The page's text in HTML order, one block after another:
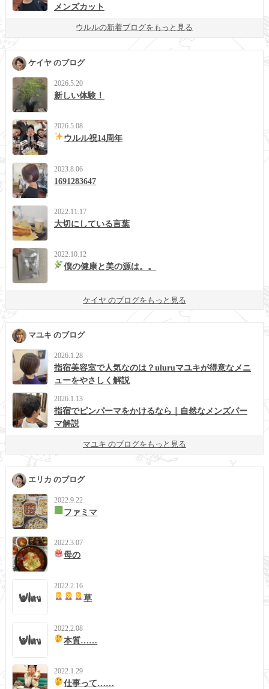
メンズカット
ウルルの新着ブログをもっと見る
ケイヤ のブログ
2026.5.20
新しい体験！
2026.5.08
ウルル祝14周年
2023.8.06
1691283647
2022.11.17
大切にしている言葉
2022.10.12
僕の健康と美の源は。。
ケイヤ のブログをもっと見る
マユキ のブログ
2026.1.28
指宿美容室で人気なのは？uluruマユキが得意なメニ
ューをやさしく解説
2026.1.13
指宿でピンパーマをかけるなら｜自然なメンズパー
マ解説
マユキ のブログをもっと見る
エリカ のブログ
2022.9.22
ファミマ
2022.3.07
母の
2022.2.16
草
2022.2.08
本質……
2022.1.29
仕事って……